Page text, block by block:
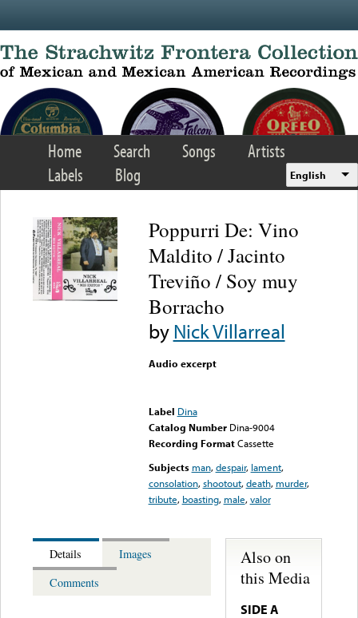
Home Search Songs
Artists
Labels
Blog English
Poppurri De: Vino
Maldito / Jacinto
Treviño / Soy muy
Borracho
byNick Villarreal
Audio excerpt
Label Dina
Catalog Number Dina-9004
Recording FormatCassette
Subjects man,despair, lament,
consolation,shootout,death, murder,
tribute, boasting, male,valor
Details
Images
Comments
Also on
this Media
SIDE A